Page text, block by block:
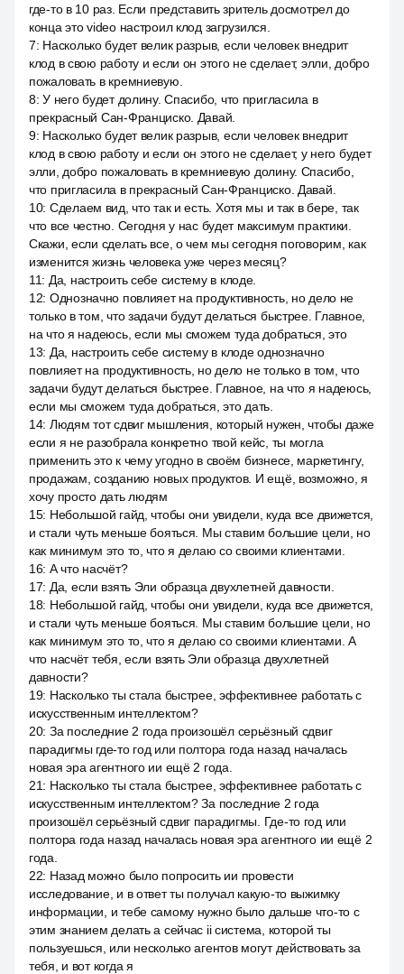
где-то в 10 раз. Если представить зритель досмотрел до
конца это video настроил клод загрузился.
7: Насколько будет велик разрыв, если человек внедрит
клод в свою работу и если он этого не сделает, элли, добро
пожаловать в кремниевую.
8:У него будет долину. Спасибо, что пригласила в
прекрасный Сан-Франциско. Давай.
9: Насколько будет велик разрыв, если человек внедрит
клод в свою работу и если он этого не сделает, у него будет
элли, добро пожаловать в кремниевую долину. Спасибо,
что пригласила в прекрасный Сан-Франциско. Давай.
10: Сделаем вид, что так и есть. Хотя мы и так в бере, так
что все честно. Сегодня у нас будет максимум практики.
Скажи, если сделать все, о чем мы сегодня поговорим, как
изменится жизнь человека уже через месяц?
11: Да, настроить себе систему в клоде.
12: Однозначно повлияет на продуктивность, но дело не
только в том, что задачи будут делаться быстрее. Главное,
на что я надеюсь, если мы сможем туда добраться, это
13: Да, настроить себе систему в клоде однозначно
повлияет на продуктивность, но дело не только в том, что
задачи будут делаться быстрее. Главное, на что я надеюсь,
если мы сможем туда добраться, это дать.
14: Людям тот сдвиг мышления, который нужен, чтобы даже
если я не разобрала конкретно твой кейс, ты могла
применить это к чему угодно в своём бизнесе, маркетингу,
продажам, созданию новых продуктов. И ещё, возможно, я
хочу просто дать людям
15: Небольшой гайд, чтобы они увидели, куда все движется,
и стали чуть меньше бояться. Мы ставим большие цели, но
как минимум это то, что я делаю со своими клиентами.
16: А что насчёт?
17: Да, если взять Эли образца двухлетней давности.
18: Небольшой гайд, чтобы они увидели, куда все движется,
и стали чуть меньше бояться. Мы ставим большие цели, но
как минимум это то, что я делаю со своими клиентами. А
что насчёт тебя, если взять Эли образца двухлетней
давности?
19: Насколько ты стала быстрее, эффективнее работать с
искусственным интеллектом?
20: За последние 2 года произошёл серьёзный сдвиг
парадигмы где-то год или полтора года назад началась
новая эра агентного ии ещё 2 года.
21: Насколько ты стала быстрее, эффективнее работать с
искусственным интеллектом? За последние 2 года
произошёл серьёзный сдвиг парадигмы. Где-то год или
полтора года назад началась новая эра агентного ии ещё 2
года.
22: Назад можно было попросить ии провести
исследование, и в ответ ты получал какую-то выжимку
информации, и тебе самому нужно было дальше что-то с
этим знанием делать а сейчас ii система, которой ты
пользуешься, или несколько агентов могут действовать за
тебя, и вот когда я